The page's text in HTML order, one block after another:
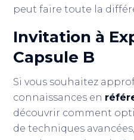
peut faire toute la
Invitation à
Capsule B
Si vous souhaitez
connaissances en
découvrir comment
de techniques